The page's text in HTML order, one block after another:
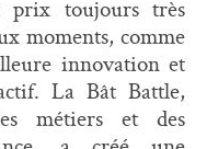
prix toujours très
moments, comme
innovation et
La Bât Battle,
métiers et des